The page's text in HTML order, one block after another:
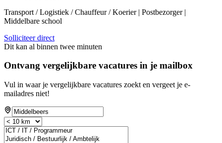
Transport / Logistiek / Chauffeur / Koerier | Postbezorger |
Middelbare school
Solliciteer direct
Dit kan al binnen twee minuten
Ontvang vergelijkbare vacatures in je mailbox
Vul in waar je vergelijkbare vacatures zoekt en vergeet je e-
mailadres niet!